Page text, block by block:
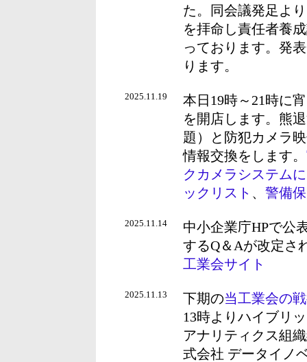
た。同会議発足よ
を拝命し責任者養
っております。発
ります。
2025.11.19
本日19時～21時に
を開店します。熊
題）と防犯カメラ
情報交換をします。
クカメラシステム
ックリスト 、 警備
2025.11.14
中小企業庁HPで公
するQ＆Aが改定さ
工業会サイト
2025.11.13 下期の当工業会の
13時よりハイブリ
アナリティクス組
式会社 データイノ